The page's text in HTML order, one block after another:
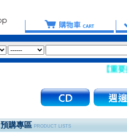
【重要提醒
預購專區 PRODUCT LISTS